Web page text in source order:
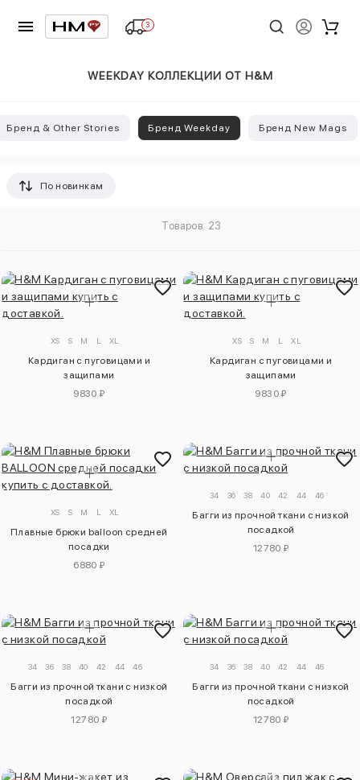
3
WEEKDAY КОЛЛЕКЦИИ ОТ H&M
Бренд & Other Stories Бренд Weekday Бренд New Mags
По новинкам
Товаров: 23
XS S M L XL
Кардиган с пуговицами и
защипами
9830 ₽
XS S M L XL
Кардиган с пуговицами и
защипами
9830 ₽
XS S M L XL
Плавные брюки balloon средней
посадки
6880 ₽
34 36 38 40 42 44 46
Багги из прочной ткани с низкой
посадкой
12780 ₽
34 36 38 40 42 44 46
Багги из прочной ткани с низкой
посадкой
12780 ₽
34 36 38 40 42 44 46
Багги из прочной ткани с низкой
посадкой
12780 ₽